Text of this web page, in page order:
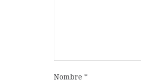
Nombre *